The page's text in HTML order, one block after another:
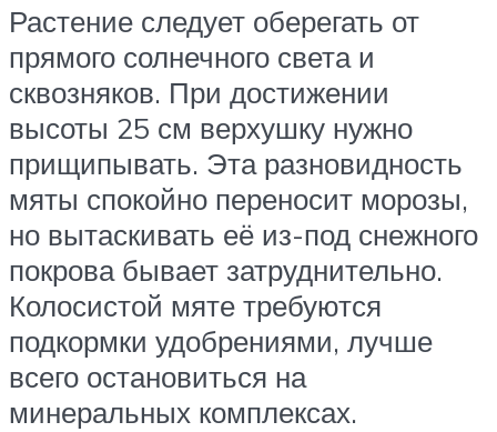
Растение следует оберегать от
прямого солнечного света и
сквозняков. При достижении
высоты 25 см верхушку нужно
прищипывать. Эта разновидность
мяты спокойно переносит морозы,
но вытаскивать её из-под снежного
покрова бывает затруднительно.
Колосистой мяте требуются
подкормки удобрениями, лучше
всего остановиться на
минеральных комплексах.